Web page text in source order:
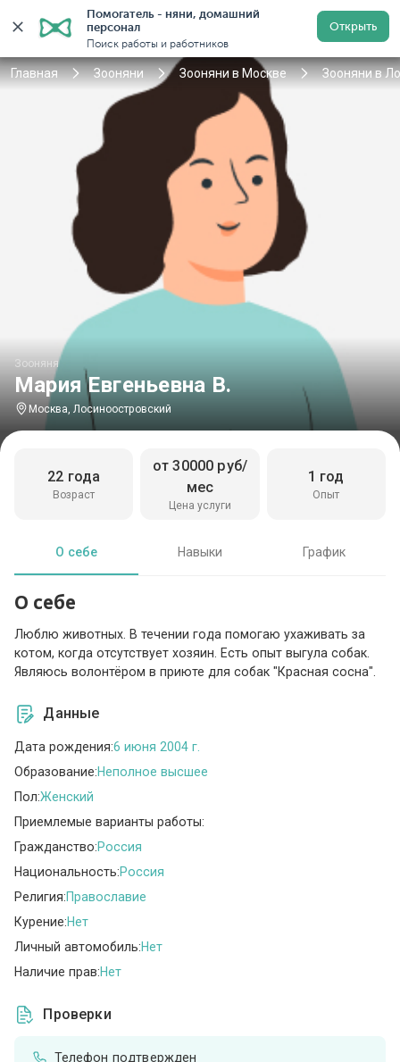
Помогатель - няни, домашний
персонал
Поиск работы и работников
Открыть
Регистрация
Главная Зооняни Зооняни в Москве Зооняни в
Мария Евгеньевна В.
Зооняня
Москва, Лосиноостровский
Возраст
22 года
Цена услуги
от 30000 руб/
мес
Опыт
1 год
О себе Навыки График
О себе
Люблю животных. В течении года помогаю ухаживать за
котом, когда отсутствует хозяин. Есть опыт выгула собак.
Являюсь волонтёром в приюте для собак "Красная сосна".
Данные
Дата рождения:6 июня 2004 г.
Образование:Неполное высшее
Пол:Женский
Приемлемые варианты работы:
Гражданство:Россия
Национальность:Россия
Религия:Православие
Курение:Нет
Личный автомобиль:Нет
Наличие прав:Нет
Проверки
Телефон подтвержден